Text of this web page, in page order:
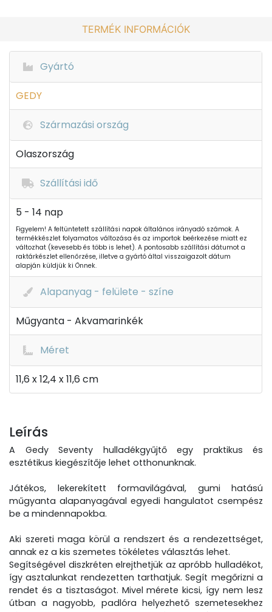
TERMÉK INFORMÁCIÓK
Gyártó
GEDY
Származási ország
Olaszország
Szállítási idő
5 - 14 nap
Figyelem! A feltüntetett szállítási napok általános irányadó számok. A
termékkészlet folyamatos változása és az importok beérkezése miatt ez
változhat (kevesebb és több is lehet). A pontosabb szállítási dátumot a
raktárkészlet ellenőrzése, illetve a gyártó által visszaigazolt dátum
alapján küldjük ki Önnek.
Alapanyag - felülete - színe
Műgyanta - Akvamarinkék
Méret
11,6 x 12,4 x 11,6 cm
Leírás
A Gedy Seventy hulladékgyűjtő egy praktikus és
esztétikus kiegészítője lehet otthonunknak.
Játékos, lekerekített formavilágával, gumi hatású
műgyanta alapanyagával egyedi hangulatot csempész
be a mindennapokba.
Aki szereti maga körül a rendszert és a rendezettséget,
annak ez a kis szemetes tökéletes választás lehet.
Segítségével diszkréten elrejthetjük az apróbb hulladékot,
így asztalunkat rendezetten tarthatjuk. Segít megőrizni a
rendet és a tisztaságot. Mivel mérete kicsi, így nem lesz
útban a nagyobb, padlóra helyezhető szemetesekhez